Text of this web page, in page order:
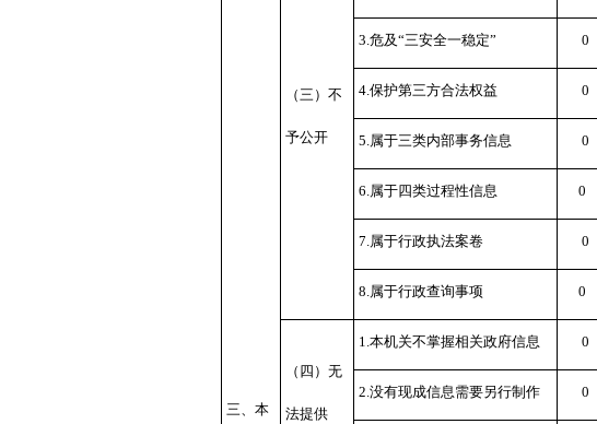
三、本
（三）不
予公开
3.危及“三安全一稳定” 0
4.保护第三方合法权益 0
5.属于三类内部事务信息 0
6.属于四类过程性信息 0
7.属于行政执法案卷 0
8.属于行政查询事项 0
（四）无
法提供
1.本机关不掌握相关政府信息 0
2.没有现成信息需要另行制作 0